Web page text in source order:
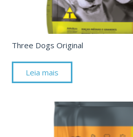
Three Dogs Original
Leia mais